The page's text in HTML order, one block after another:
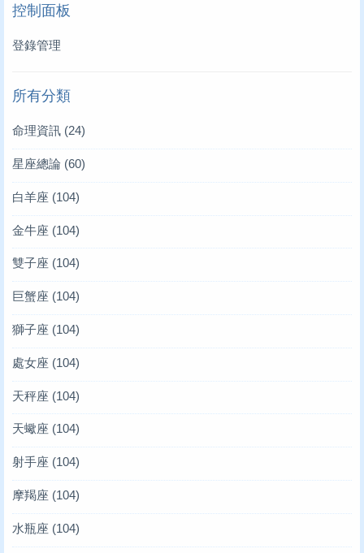
控制面板
登錄管理
所有分類
命理資訊 (24)
星座總論 (60)
白羊座 (104)
金牛座 (104)
雙子座 (104)
巨蟹座 (104)
獅子座 (104)
處女座 (104)
天秤座 (104)
天蠍座 (104)
射手座 (104)
摩羯座 (104)
水瓶座 (104)